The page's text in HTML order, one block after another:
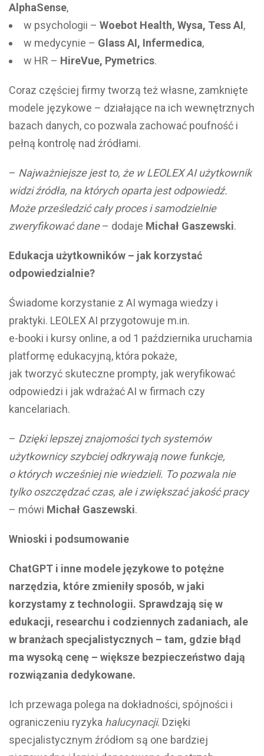
AlphaSense,
w psychologii – Woebot Health, Wysa, Tess AI,
w medycynie – Glass AI, Infermedica,
w HR – HireVue, Pymetrics.
Coraz częściej firmy tworzą też własne, zamknięte
modele językowe – działające na ich wewnętrznych
bazach danych, co pozwala zachować poufność i
pełną kontrolę nad źródłami.
– Najważniejsze jest to, że w LEOLEX AI użytkownik
widzi źródła, na których oparta jest odpowiedź.
Może prześledzić cały proces i samodzielnie
zweryfikować dane– dodaje Michał Gaszewski.
Edukacja użytkowników – jak korzystać
odpowiedzialnie?
Świadome korzystanie z AI wymaga wiedzy i
praktyki. LEOLEX AI przygotowuje m.in.
e-booki i kursy online, a od 1 października uruchamia
platformę edukacyjną, która pokaże,
jak tworzyć skuteczne prompty, jak weryfikować
odpowiedzi i jak wdrażać AI w firmach czy
kancelariach.
– Dzięki lepszej znajomości tych systemów
użytkownicy szybciej odkrywają nowe funkcje,
o których wcześniej nie wiedzieli. To pozwala nie
tylko oszczędzać czas, ale i zwiększać jakość pracy
– mówi Michał Gaszewski.
Wnioski i podsumowanie
ChatGPT i inne modele językowe to potężne
narzędzia, które zmieniły sposób, w jaki
korzystamy z technologii. Sprawdzają się w
edukacji, researchu i codziennych zadaniach, ale
w branżach specjalistycznych – tam, gdzie błąd
ma wysoką cenę – większe bezpieczeństwo dają
rozwiązania dedykowane.
Ich przewaga polega na dokładności, spójności i
ograniczeniu ryzyka halucynacji. Dzięki
specjalistycznym źródłom są one bardziej